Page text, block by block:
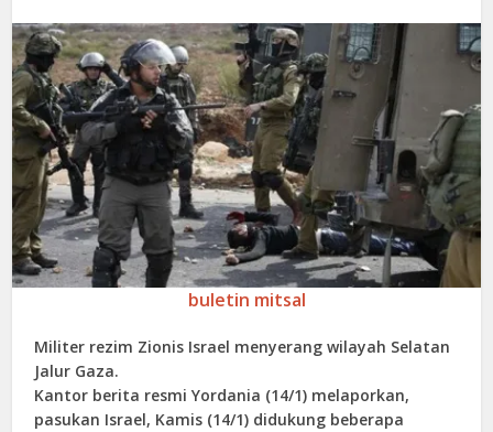
buletin mitsal
Militer rezim Zionis Israel menyerang wilayah Selatan
Jalur Gaza.
Kantor berita resmi Yordania (14/1) melaporkan,
pasukan Israel, Kamis (14/1) didukung beberapa